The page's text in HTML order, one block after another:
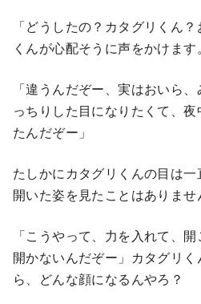
「どうしたの？カタグリくん
くんが心配そうに声をかけます。
「違うんだぞー、実はおいら
っちりした目になりたくて、
たんだぞー」
たしかにカタグリくんの目は
開いた姿を見たことはありませ
「こうやって、力を入れて、
開かないんだぞー」カタグリ
ら、どんな顔になるんやろ？